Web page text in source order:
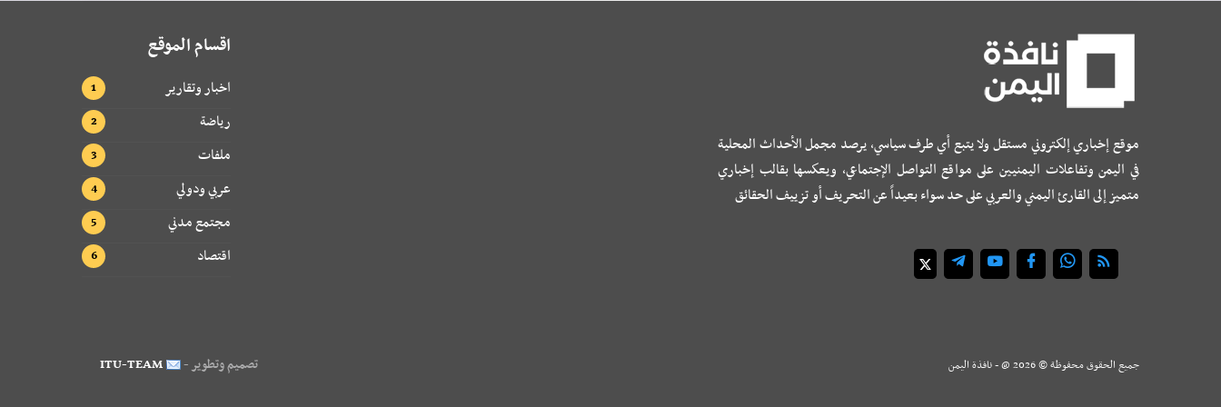
موقع إخباري إلكتروني مستقل ولا يتبع أي طرف سياسي، يرصد مجمل الأحداث المحلية
في اليمن وتفاعلات اليمنيين على مواقع التواصل الإجتماعي، ويعكسها بقالب إخباري
متميز إلى القارئ اليمني والعربي على حد سواء بعيداً عن التحريف أو تزييف الحقائق
اقسام الموقع
اخبار وتقارير
رياضة
ملفات
عربي ودولي
مجتمع مدني
اقتصاد
جميع الحقوق محفوظة ©2026 @ - نافذة اليمن تصميم وتطوير - ITU-TEAM